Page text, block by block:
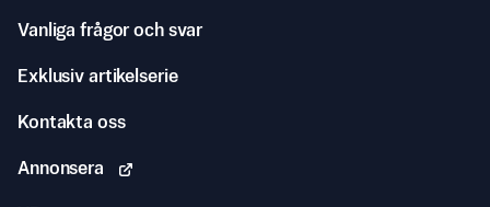
Vanliga frågor och svar
Exklusiv artikelserie
Kontakta oss
Annonsera